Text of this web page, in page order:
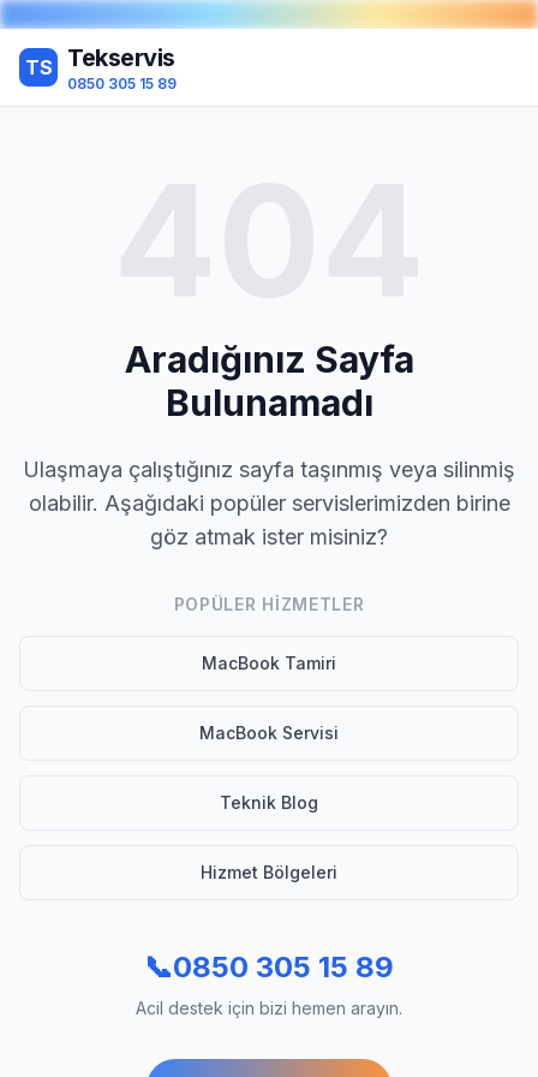
TS Tekservis
0850 305 15 89
Aradığınız Sayfa
Bulunamadı
Ulaşmaya çalıştığınız sayfa taşınmış veya silinmiş
olabilir. Aşağıdaki popüler servislerimizden birine
göz atmak ister misiniz?
POPÜLER HIZMETLER
MacBook Tamiri
MacBook Servisi
Teknik Blog
Hizmet Bölgeleri
📞0850 305 15 89
Acil destek için bizi hemen arayın.